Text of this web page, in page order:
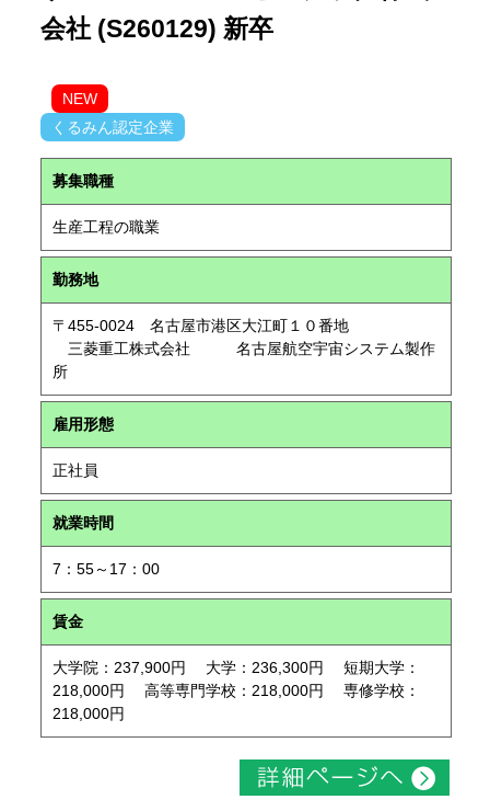
会社 (S260129) 新卒
NEW
くるみん認定企業
募集職種
生産工程の職業
勤務地
〒455-0024 名古屋市港区大江町１０番地
三菱重工株式会社 名古屋航空宇宙システム製作
所
雇用形態
正社員
就業時間
7：55～17：00
賃金
大学院：237,900円 大学：236,300円 短期大学：
218,000円 高等専門学校：218,000円 専修学校：
218,000円